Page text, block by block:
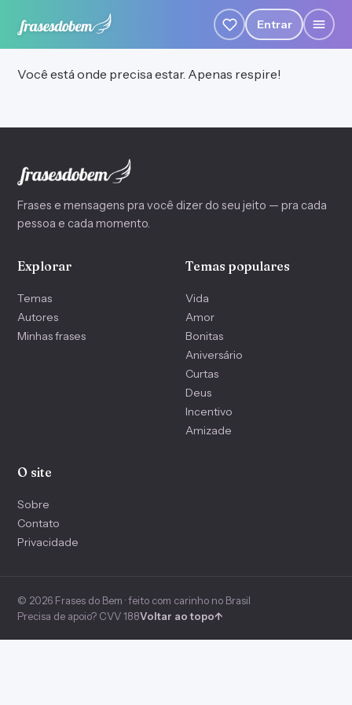
Entrar
Você está onde precisa estar. Apenas respire!
Frases e mensagens pra você dizer do seu jeito — pra cada
pessoa e cada momento.
Explorar
Temas
Autores
Minhas frases
Temas populares
Vida
Amor
Bonitas
Aniversário
Curtas
Deus
Incentivo
Amizade
O site
Sobre
Contato
Privacidade
© 2026 Frases do Bem · feito com carinho no Brasil
Precisa de apoio? CVV 188Voltar ao topo↑